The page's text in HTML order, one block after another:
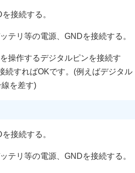
接続する。
テリ等の電源、GNDを接続する。
操作するデジタルピンを接続す
続すればOKです。(例えばデジタル
を差す)
接続する。
テリ等の電源、GNDを接続する。